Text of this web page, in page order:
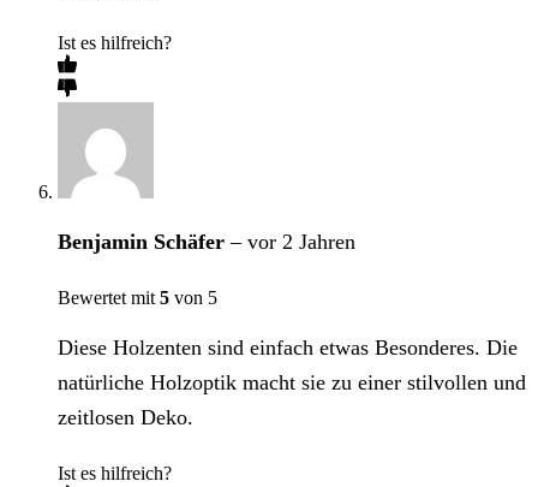
Ist es hilfreich?
Benjamin Schäfer– vor 2 Jahren
Bewertet mit 5 von 5
Diese Holzenten sind einfach etwas Besonderes. Die
natürliche Holzoptik macht sie zu einer stilvollen und
zeitlosen Deko.
Ist es hilfreich?